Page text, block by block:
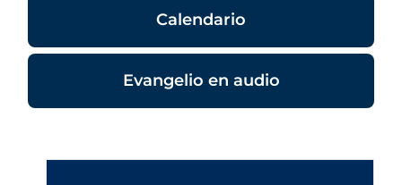
Calendario
Evangelio en audio